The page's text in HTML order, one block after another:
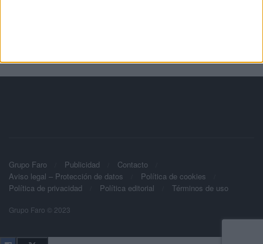
Grupo Faro Publicidad
Contacto
Aviso legal – Protección de datos
Política de cookies
Política de privacidad
Política editorial Términos de uso
Grupo Faro © 2023